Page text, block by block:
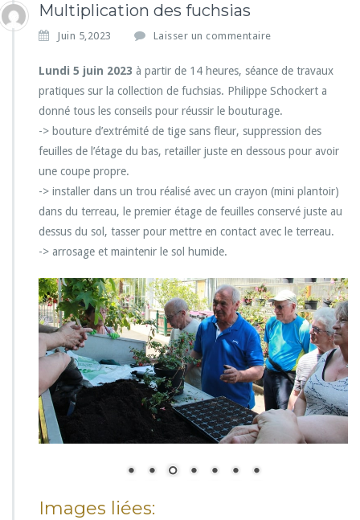
Multiplication des fuchsias
Juin 5,2023 Laisser un commentaire
Lundi 5 juin 2023 à partir de 14 heures, séance de travaux
pratiques sur la collection de fuchsias. Philippe Schockert a
donné tous les conseils pour réussir le bouturage.
-> bouture d’extrémité de tige sans fleur, suppression des
feuilles de l’étage du bas, retailler juste en dessous pour avoir
une coupe propre.
-> installer dans un trou réalisé avec un crayon (mini plantoir)
dans du terreau, le premier étage de feuilles conservé juste au
dessus du sol, tasser pour mettre en contact avec le terreau.
-> arrosage et maintenir le sol humide.
Images liées: